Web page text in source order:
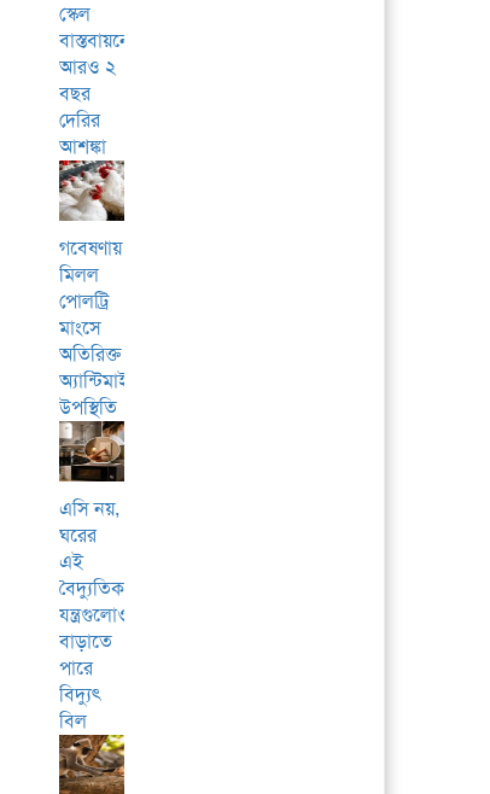
স্কেল
বাস্তবায়নে
আরও ২
বছর
দেরির
আশঙ্কা
গবেষণায়
মিলল
পোলট্রি
মাংসে
অতিরিক্ত
অ্যান্টিমাইক্রোবিয়ালের
উপস্থিতি
এসি নয়,
ঘরের
এই
বৈদ্যুতিক
যন্ত্রগুলোও
বাড়াতে
পারে
বিদ্যুৎ
বিল